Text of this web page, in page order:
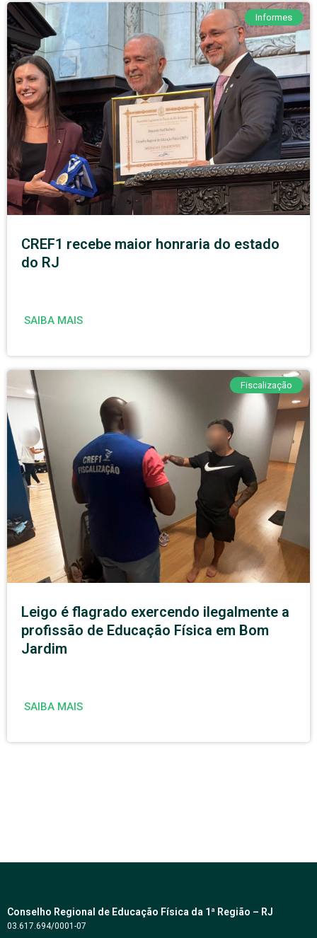
Informes
CREF1 recebe maior honraria do estado
do RJ
SAIBA MAIS
Fiscalização
Leigo é flagrado exercendo ilegalmente a
profissão de Educação Física em Bom
Jardim
SAIBA MAIS
Conselho Regional de Educação Física da 1ª Região – RJ
03.617.694/0001-07